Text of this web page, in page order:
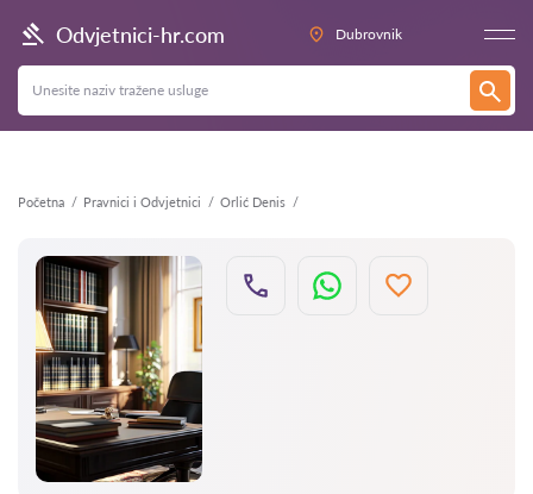
Odvjetnici-hr.com Dubrovnik
Početna Pravnici i Odvjetnici Orlić Denis
Natrag